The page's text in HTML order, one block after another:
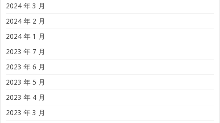
2024 年 3 月
2024 年 2 月
2024 年 1 月
2023 年 7 月
2023 年 6 月
2023 年 5 月
2023 年 4 月
2023 年 3 月